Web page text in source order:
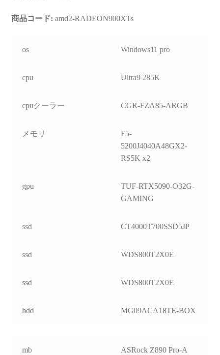
商品コード: amd2-RADEON900XTs
os Windows11 pro
cpu Ultra9 285K
cpuクーラー CGR-FZA85-ARGB
メモリ
F5-
5200J4040A48GX2-
RS5K x2
gpu
TUF-RTX5090-O32G-
GAMING
ssd CT4000T700SSD5JP
ssd WDS800T2X0E
ssd WDS800T2X0E
hdd MG09ACA18TE-BOX
mb ASRock Z890 Pro-A